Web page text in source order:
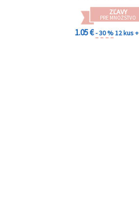
ZĽAVY
PRE MNOŽSTVO
1.05 €- 30 %12 kus +